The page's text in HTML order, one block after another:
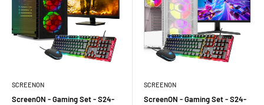
SCREENON
ScreenON - Gaming Set - S24-
SCREENON
ScreenON - Gaming Set - S24-